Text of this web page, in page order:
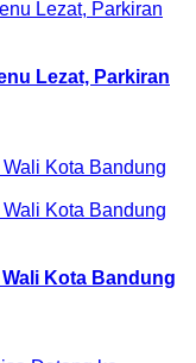
Lezat, Parkiran
Kota Bandung